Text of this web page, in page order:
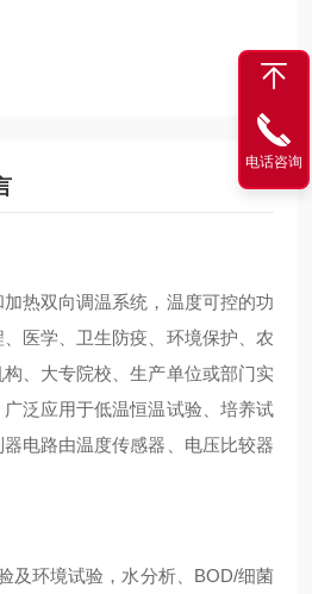
热双向调温系统，温度可控的功
医学、卫生防疫、环境保护、农
、大专院校、生产单位或部门实
泛应用于低温恒温试验、培养试
电路由温度传感器、电压比较器
及环境试验，水分析、BOD/细菌
电话咨询